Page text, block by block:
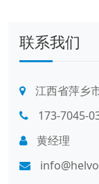
联系我们
江西省萍乡
173-7045-
黄经理